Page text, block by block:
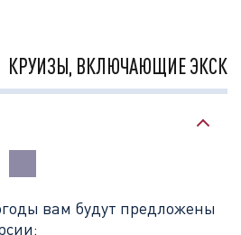
КРУИЗЫ, ВКЛЮЧАЮЩИЕ
вам будут предложены